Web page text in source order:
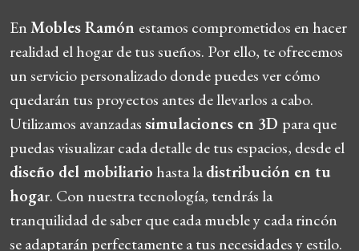
EnMobles Ramón estamos comprometidos en hacer
realidad el hogar de tus sueños. Por ello, te ofrecemos
un servicio personalizado donde puedes ver cómo
quedarán tus proyectos antes de llevarlos a cabo.
Utilizamos avanzadassimulaciones en 3D para que
puedas visualizar cada detalle de tus espacios, desde el
diseño del mobiliario hasta ladistribución en tu
hogar. Con nuestra tecnología, tendrás la
tranquilidad de saber que cada mueble y cada rincón
se adaptarán perfectamente a tus necesidades y estilo.